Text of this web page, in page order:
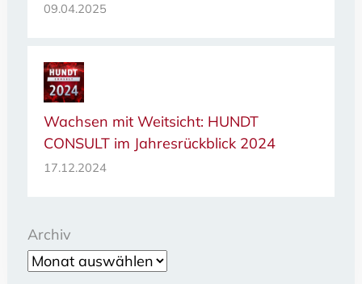
09.04.2025
Wachsen mit Weitsicht: HUNDT
CONSULT im Jahresrückblick 2024
17.12.2024
Archiv